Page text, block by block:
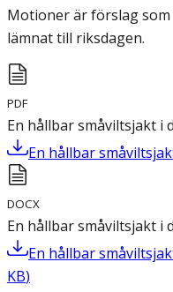
Motioner är förslag
lämnat till riksdagen.
PDF
En hållbar småviltsjakt i
En hållbar
DOCX
En hållbar småviltsjakt i
En hållbar
KB)